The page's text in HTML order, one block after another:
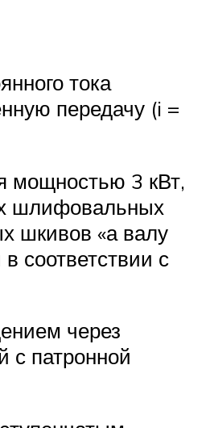
тока
передачу (i =
мощностью 3 кВт,
шлифовальных
шкивов «а валу
соответствии с
через
с патронной